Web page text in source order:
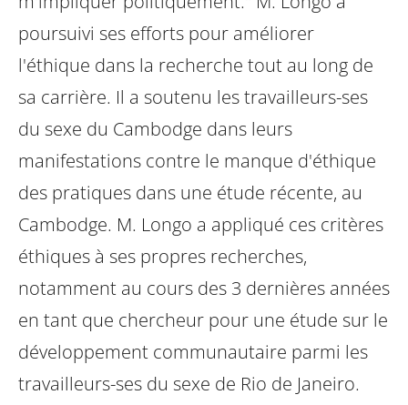
poursuivi ses efforts pour améliorer
l'éthique dans la recherche tout au long de
sa carrière. Il a soutenu les travailleurs-ses
du sexe du Cambodge dans leurs
manifestations contre le manque d'éthique
des pratiques dans une étude récente, au
Cambodge. M. Longo a appliqué ces critères
éthiques à ses propres recherches,
notamment au cours des 3 dernières années
en tant que chercheur pour une étude sur le
développement communautaire parmi les
travailleurs-ses du sexe de Rio de Janeiro.